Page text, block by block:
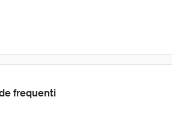
frequenti